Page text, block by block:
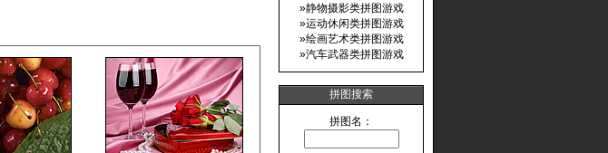
»静物摄影类拼图游戏
»运动休闲类拼图游戏
»绘画艺术类拼图游戏
»汽车武器类拼图游戏
拼图搜索
拼图名：